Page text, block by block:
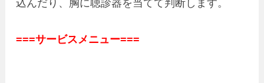
込んだり、胸に聴診器を当てて判断します。
===サービスメニュー===